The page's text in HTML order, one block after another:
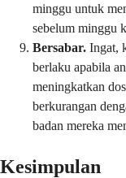
minggu untuk
sebelum minggu
Bersabar. Ingat,
berlaku apabila
meningkatkan
berkurangan
badan mereka
Kesimpulan